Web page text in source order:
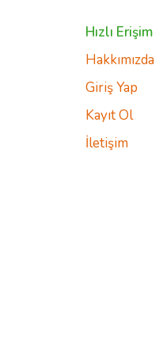
Hızlı Erişim
Hakkımızda
Giriş Yap
Kayıt Ol
İletişim